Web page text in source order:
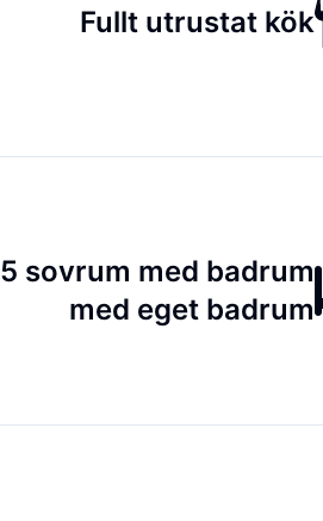
Fullt utrustat kök
5 sovrum med badrum
med eget badrum